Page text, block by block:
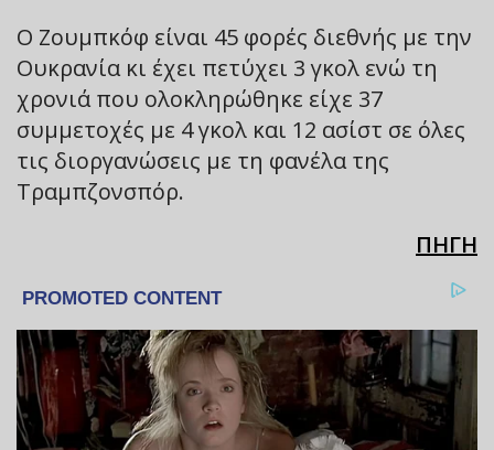
Ο Ζουμπκόφ είναι 45 φορές διεθνής με την
Ουκρανία κι έχει πετύχει 3 γκολ ενώ τη
χρονιά που ολοκληρώθηκε είχε 37
συμμετοχές με 4 γκολ και 12 ασίστ σε όλες
τις διοργανώσεις με τη φανέλα της
Τραμπζονσπόρ.
ΠΗΓΗ